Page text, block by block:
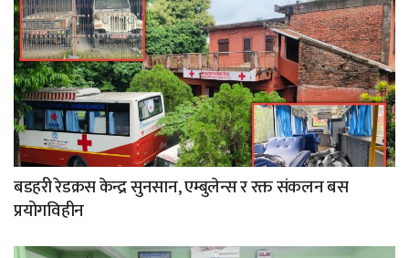
बडहरी रेडक्रस केन्द्र सुनसान, एम्बुलेन्स र रक्त संकलन बस
प्रयोगविहीन